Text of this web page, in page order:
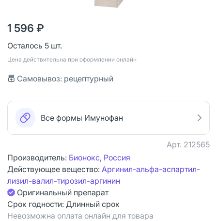
1 596 ₽
Осталось 5 шт.
Цена действительна при оформлении онлайн
Самовывоз: рецептурный
Все формы Имунофан
Арт. 212565
Производитель: Бионокс, Россия
Действующее вещество: Аргинил-альфа-аспартил-
лизил-валил-тирозил-аргинин
Оригинальный препарат
Срок годности: Длинный срок
Невозможна оплата онлайн для товара